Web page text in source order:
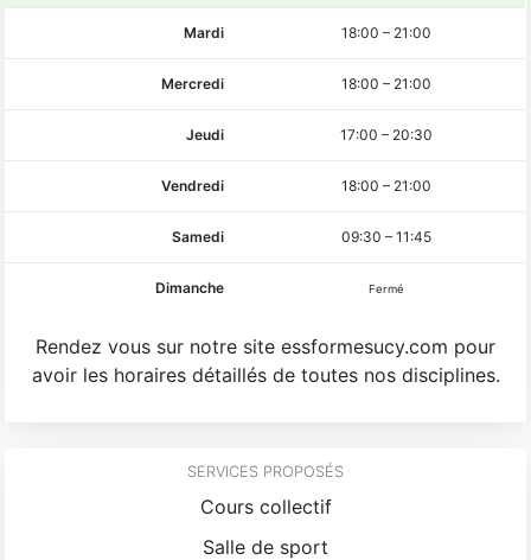
Mardi 18:00 – 21:00
Mercredi 18:00 – 21:00
Jeudi 17:00 – 20:30
Vendredi 18:00 – 21:00
Samedi 09:30 –11:45
Dimanche Fermé
Rendez vous sur notre site essformesucy.com pour
avoir les horaires détaillés de toutes nos disciplines.
SERVICES PROPOSÉS
Cours collectif
Salle de sport